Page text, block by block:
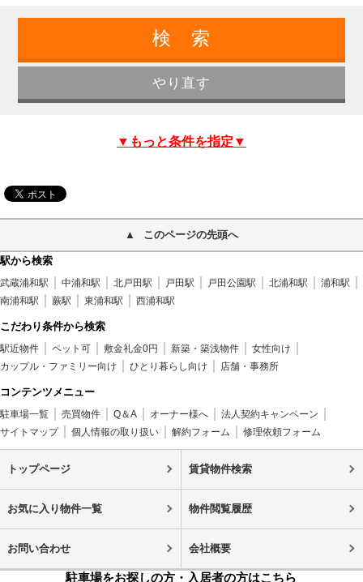
▼もっと条件を指定▼
このページの先頭へ
駅から検索
武蔵浦和駅 中浦和駅 北戸田駅 戸田駅 戸田公園駅 北浦和駅
浦和駅
南浦和駅
蕨駅 東浦和駅 西浦和駅
こだわり条件から検索
駅近物件 ペット可 敷金礼金0円 新築・築浅物件
女性向け
カップル・ファミリー向け
ひとり暮らし向け 店舗・事務所
コンテンツメニュー
駐車場一覧 売買物件 Q＆A オーナー様へ
法人契約キャンペーン
サイトマップ
個人情報の取り扱い 解約フォーム 修理依頼フォーム
トップページ 賃貸物件検索
お気に入り物件一覧 物件閲覧履歴
お問い合わせ 会社概要
駐車場をお探しの方・入居者の方はこちら